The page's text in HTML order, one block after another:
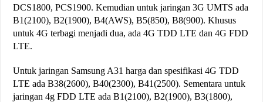
DCS1800, PCS1900. Kemudian untuk jaringan 3G UMTS ada
B1(2100), B2(1900), B4(AWS), B5(850), B8(900). Khusus
untuk 4G terbagi menjadi dua, ada 4G TDD LTE dan 4G FDD
LTE.
Untuk jaringan Samsung A31 harga dan spesifikasi 4G TDD
LTE ada B38(2600), B40(2300), B41(2500). Sementara untuk
jaringan 4g FDD LTE ada B1(2100), B2(1900), B3(1800),